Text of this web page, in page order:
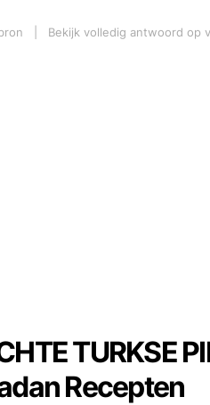
Bekijk volledig antwoord op
TURKSE
Recepten